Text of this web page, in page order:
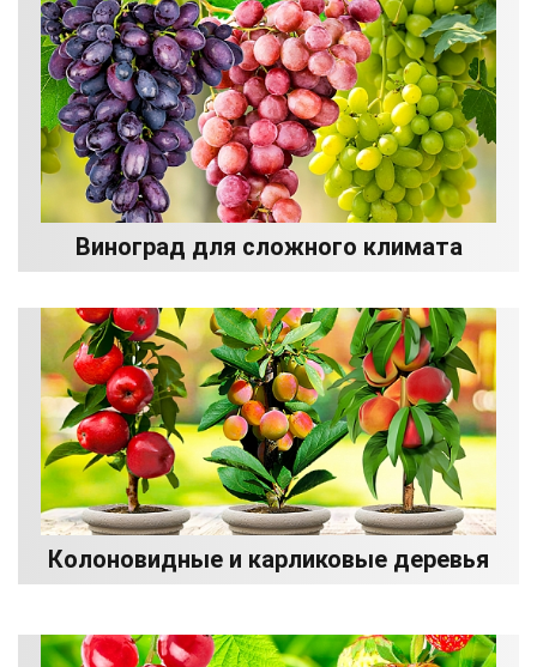
Виноград для сложного климата
Колоновидные и карликовые деревья